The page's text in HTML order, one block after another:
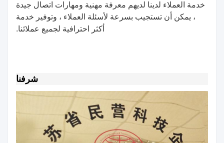
خدمة العملاء لدينا لديهم معرفة مهنية ومهارات اتصال جيدة
، يمكن أن تستجيب بسرعة لأسئلة العملاء ، وتوفير خدمة
أكثر احترافية لجميع عملائنا.
شرفنا